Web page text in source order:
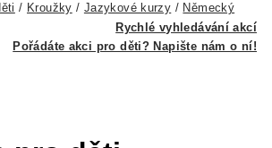
Rychlé vyhledávání akcí
/ Kroužky / Jazykové kurzy / Německý
Pořádáte akci pro děti? Napište nám o ní!